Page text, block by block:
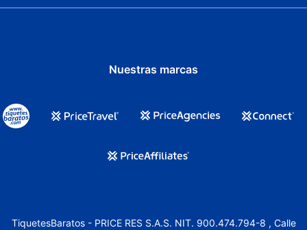
Nuestras marcas
TiquetesBaratos - PRICE RES S.A.S. NIT. 900.474.794-8 , Calle